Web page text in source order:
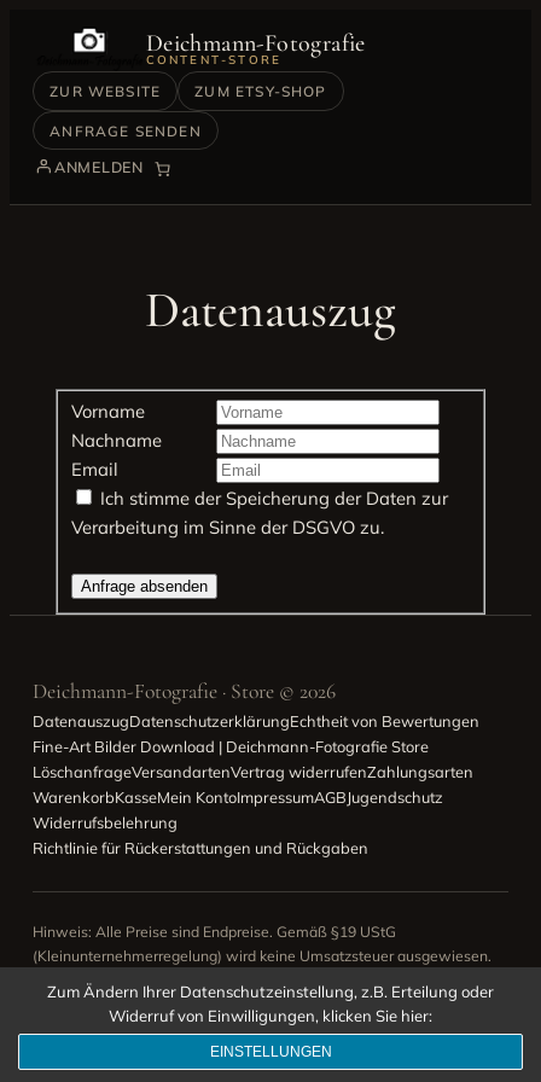
springen
Deichmann-Fotografie
CONTENT-STORE
ZUR WEBSITE ZUM ETSY-SHOP
ANFRAGE SENDEN
ANMELDEN
Datenauszug
Vorname
Nachname
Email
Ich stimme der Speicherung der Daten zur
Verarbeitung im Sinne der DSGVO zu.
Deichmann-Fotografie · Store © 2026
DatenauszugDatenschutzerklärungEchtheit von Bewertungen
Fine-Art Bilder Download | Deichmann-Fotografie Store
LöschanfrageVersandartenVertrag widerrufenZahlungsarten
WarenkorbKasseMein KontoImpressumAGBJugendschutz
Widerrufsbelehrung
Richtlinie für Rückerstattungen und Rückgaben
Hinweis: Alle Preise sind Endpreise. Gemäß §19 UStG
(Kleinunternehmerregelung) wird keine Umsatzsteuer ausgewiesen.
Altersempfehlung: ab 16 Jahren
Zum Ändern Ihrer Datenschutzeinstellung, z.B. Erteilung oder
Widerruf von Einwilligungen, klicken Sie hier:
EINSTELLUNGEN